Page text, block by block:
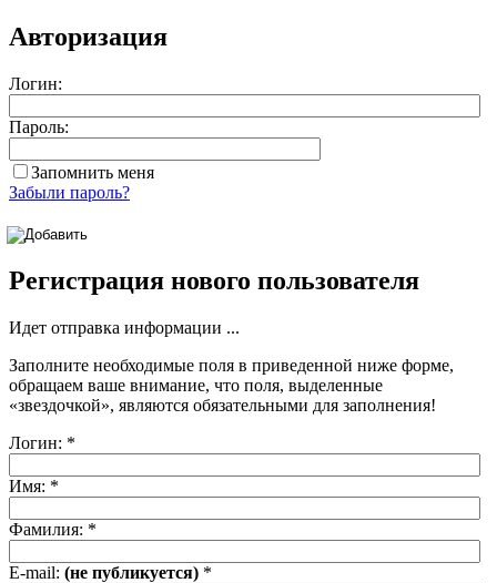
Авторизация
Логин:
Пароль:
Запомнить меня
Забыли пароль?
Регистрация нового пользователя
Идет отправка информации ...
Заполните необходимые поля в приведенной ниже форме,
обращаем ваше внимание, что поля, выделенные
«звездочкой», являются обязательными для заполнения!
Логин: *
Имя: *
Фамилия: *
E-mail: (не публикуется) *